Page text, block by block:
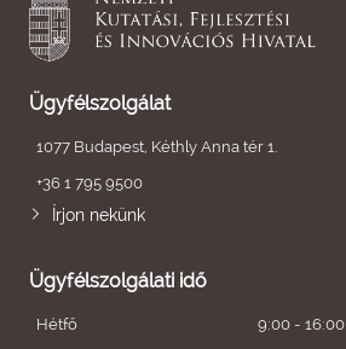
Ügyfélszolgálat
1077 Budapest, Kéthly Anna tér 1.
+36 1 795 9500
Írjon nekünk
Ügyfélszolgálati idő
Hétfő
9:00 - 16:00